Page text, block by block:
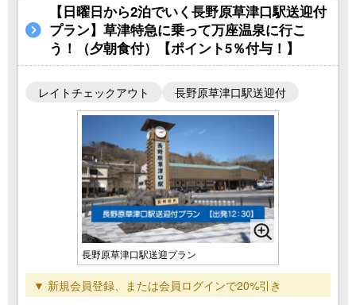
【日曜日から2泊でいく長野原草津口駅送迎付
プラン】草津特急に乗って万座温泉に行こ
う！（夕朝食付）【ポイント5％付与！】
レイトチェックアウト 長野原草津口駅送迎付
長野原草津口駅送迎プラン
▼ 新規会員登録、または会員ログインで20%引き